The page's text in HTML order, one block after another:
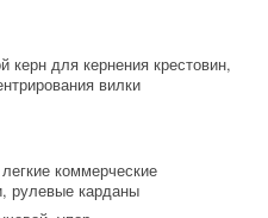
керн для кернения крестовин,
вилки
коммерческие
рулевые карданы